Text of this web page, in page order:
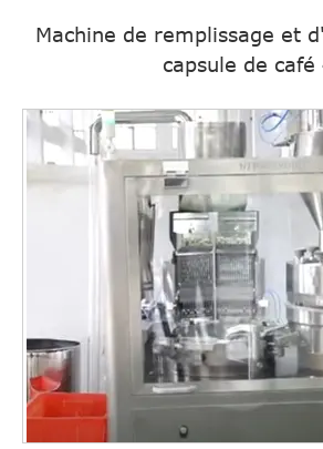
Machine de remplissage et
capsule de café